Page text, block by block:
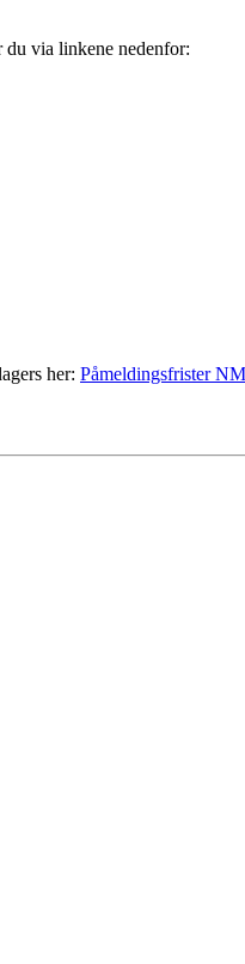
via linkene nedenfor:
her: Påmeldingsfrister